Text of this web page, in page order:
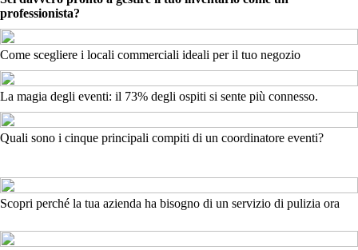
professionista?
Come scegliere i locali commerciali ideali per il tuo negozio
La magia degli eventi: il 73% degli ospiti si sente più connesso.
Quali sono i cinque principali compiti di un coordinatore eventi?
Scopri perché la tua azienda ha bisogno di un servizio di pulizia ora